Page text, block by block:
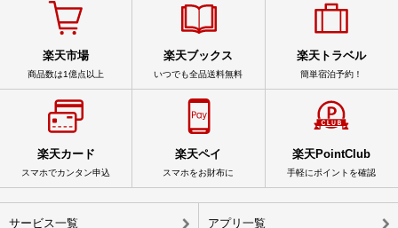
楽天市場
商品数は1億点以上
楽天ブックス
いつでも全品送料無料
楽天トラベル
簡単宿泊予約！
楽天カード
スマホでカンタン申込
楽天ペイ
スマホをお財布に
楽天PointClub
手軽にポイントを確認
サービス一覧 アプリ一覧